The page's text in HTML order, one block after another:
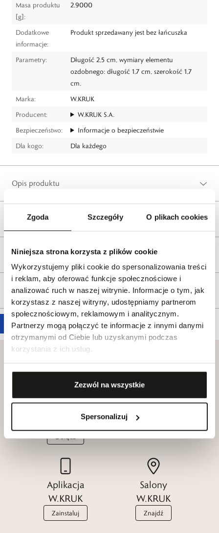
Zgoda Szczegóły O plikach cookies
Niniejsza strona korzysta z plików cookie
Wykorzystujemy pliki cookie do spersonalizowania treści
i reklam, aby oferować funkcje społecznościowe i
analizować ruch w naszej witrynie. Informacje o tym, jak
korzystasz z naszej witryny, udostępniamy partnerom
społecznościowym, reklamowym i analitycznym.
Partnerzy mogą połączyć te informacje z innymi danymi
otrzymanymi od Ciebie lub uzyskanymi podczas
korzystania z ich usług.
Zezwól na wszystkie
Spersonalizuj
Masa produktu
[g]:
2.9000
Dodatkowe
informacje:
Produkt sprzedawany jest bez łańcuszka
Parametry:
Długość 2,5 cm, wymiary elementu
ozdobnego: długość 1,7 cm, szerokość 1,7
cm.
Marka:
W.KRUK
Producent:
W.KRUK S.A.
Bezpieczeństwo:
Informacje o bezpieczeństwie
Dla kogo:
Dla każdego
Opis produktu
Wysyłka
Reklamacje i zwroty
Tagi
W.KRUK
Dołącz
Katalogi
W.KRUK
Zobacz
Aplikacja
W.KRUK
Zainstaluj
Salony
W.KRUK
Znajdź